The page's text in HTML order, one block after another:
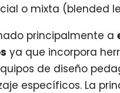
o mixta (blended
principalmente a
ya que incorpora
de diseño
específicos. La